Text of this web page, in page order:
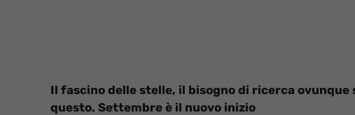
Il fascino delle stelle, il bisogno di ricerca ovunque
questo. Settembre è il nuovo inizio